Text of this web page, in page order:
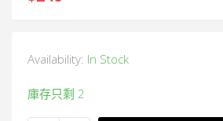
Availability: In Stock
庫存只剩 2